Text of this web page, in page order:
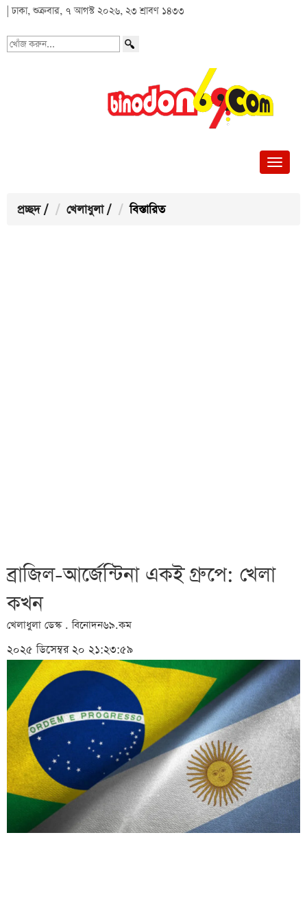
| ঢাকা, শুক্রবার, ৭ আগস্ট ২০২৬, ২৩ শ্রাবণ ১৪৩৩
খোঁজ
প্রচ্ছদ / খেলাধুলা / বিস্তারিত
ব্রাজিল-আর্জেন্টিনা একই গ্রুপে: খেলা
কখন
খেলাধুলা ডেস্ক . বিনোদন৬৯.কম
২০২৫ ডিসেম্বর ২০ ২১:২৩:৫৯